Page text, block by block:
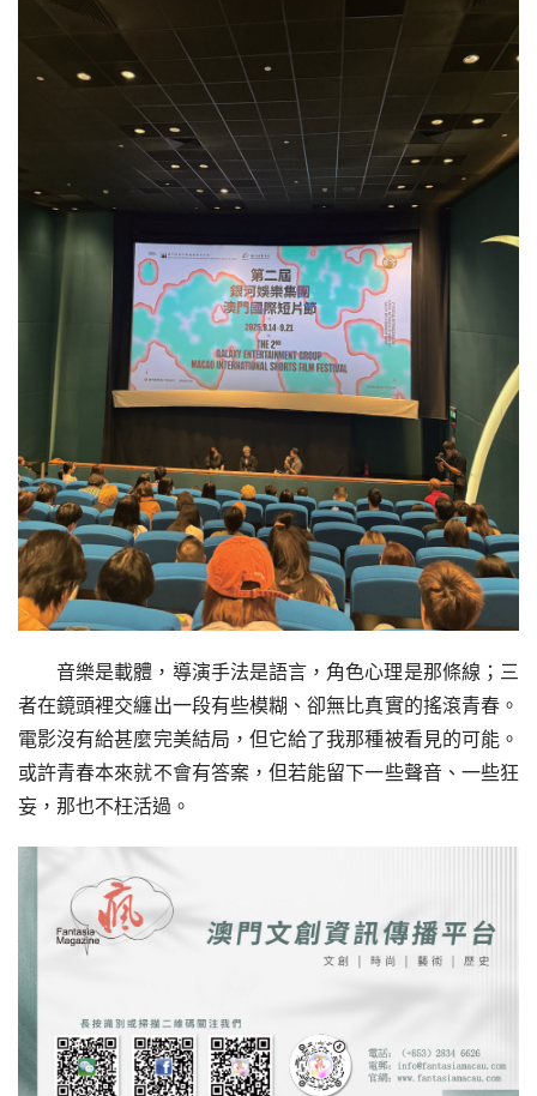
音樂是載體，導演手法是語言，角色心理是那條線；三
者在鏡頭裡交纏出一段有些模糊、卻無比真實的搖滾青春。
電影沒有給甚麼完美結局，但它給了我那種被看見的可能。
或許青春本來就不會有答案，但若能留下一些聲音、一些狂
妄，那也不枉活過。